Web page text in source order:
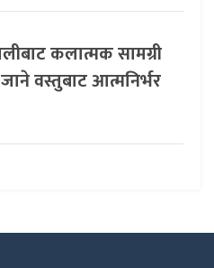
कलात्मक सामग्री
वस्तुबाट आत्मनिर्भर